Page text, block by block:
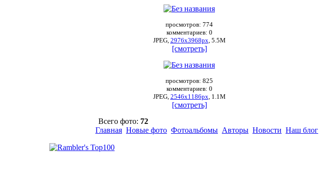
просмотров: 774
комментариев: 0
JPEG, 2976x3968px, 5.5М
[смотреть]
просмотров: 825
комментариев: 0
JPEG, 2546x1186px, 1.1М
[смотреть]
Всего фото: 72
Главная Новые фото Фотоальбомы Авторы Новости Наш блог